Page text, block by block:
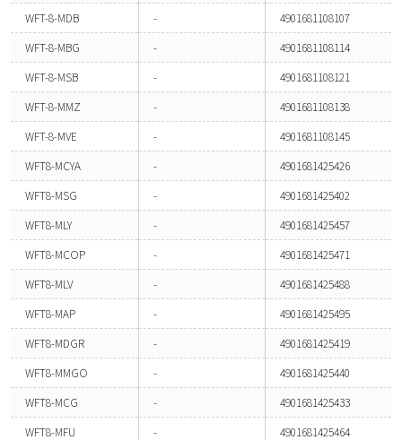
WFT-8-MDB
-
4901681108107
WFT-8-MBG
-
4901681108114
WFT-8-MSB
-
4901681108121
WFT-8-MMZ
-
4901681108138
WFT-8-MVE
-
4901681108145
WFT8-MCYA
-
4901681425426
WFT8-MSG
-
4901681425402
WFT8-MLY
-
4901681425457
WFT8-MCOP
-
4901681425471
WFT8-MLV
-
4901681425488
WFT8-MAP
-
4901681425495
WFT8-MDGR
-
4901681425419
WFT8-MMGO
-
4901681425440
WFT8-MCG
-
4901681425433
WFT8-MFU
- 4901681425464